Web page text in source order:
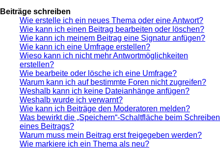
Beiträge schreiben
Wie erstelle ich ein neues Thema oder eine Antwort?
Wie kann ich einen Beitrag bearbeiten oder löschen?
Wie kann ich meinem Beitrag eine Signatur anfügen?
Wie kann ich eine Umfrage erstellen?
Wieso kann ich nicht mehr Antwortmöglichkeiten
erstellen?
Wie bearbeite oder lösche ich eine Umfrage?
Warum kann ich auf bestimmte Foren nicht zugreifen?
Weshalb kann ich keine Dateianhänge anfügen?
Weshalb wurde ich verwarnt?
Wie kann ich Beiträge den Moderatoren melden?
Was bewirkt die „Speichern“-Schaltfläche beim Schreiben
eines Beitrags?
Warum muss mein Beitrag erst freigegeben werden?
Wie markiere ich ein Thema als neu?